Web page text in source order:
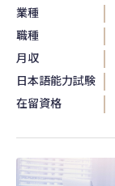
業種
職種
月収
日本語能力試験
在留資格